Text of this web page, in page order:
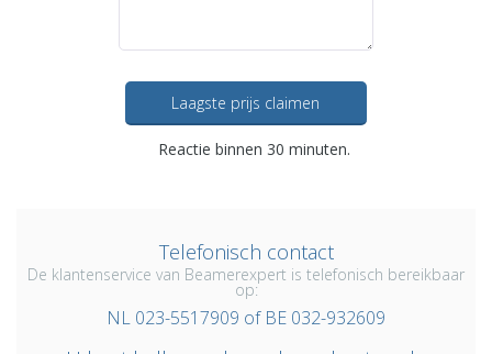
Laagste prijs claimen
Reactie binnen 30 minuten.
Telefonisch contact
De klantenservice van Beamerexpert is telefonisch bereikbaar
op:
NL 023-5517909 of BE 032-932609